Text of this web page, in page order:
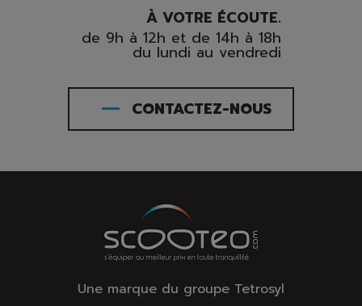
À VOTRE ÉCOUTE.
de 9h à 12h et de 14h à 18h
du lundi au vendredi
CONTACTEZ-NOUS
Une marque du groupe Tetrosyl